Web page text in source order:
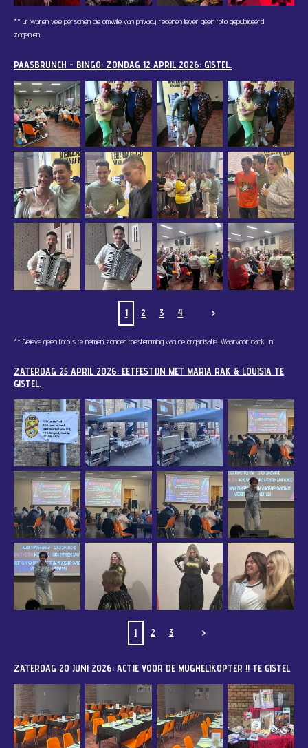
** Er waren vele personen die omwille van privacy redenen liever geen foto gepubliceerd
zagen.en.
PAASBRUNCH - BINGO: ZONDAG 12 APRIL 2026: GISTEL.
1 2 3 4
** Gelieve geen foto's te nemen zonder toestemming van de organisatie. Waarvoor dank ! n.
ZATERDAG 25 APRIL 2026: EETFESTIJN MET MARIA RAK & LOUISIA TE
GISTEL.
1 2 3
ZATERDAG 20 JUNI 2026: ACTIE VOOR DE MUGHELIKOPTER !! TE GISTEL